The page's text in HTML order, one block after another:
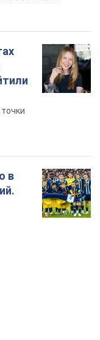
в